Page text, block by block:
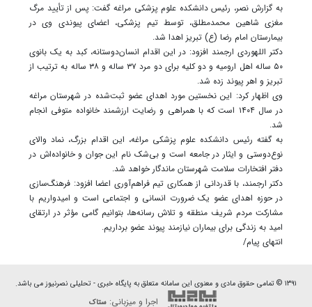
به گزارش نصر، رئیس دانشکده علوم پزشکی مراغه گفت: پس از تأیید مرگ
مغزی شاهین محمدمطلق، توسط تیم پزشکی، اعضای پیوندی وی در
بیمارستان امام رضا (ع) تبریز اهدا شد.
دکتر اللهوردی ارجمند افزود: در این اقدام انسان‌دوستانه، کبد به یک بانوی
۵۰ ساله اهل ارومیه و دو کلیه برای دو مرد ۳۷ ساله و ۳۸ ساله به ترتیب از
تبریز و اهر پیوند زده شد.
وی اظهار کرد: این نخستین مورد اهدای عضو ثبت‌شده در شهرستان مراغه
در سال ۱۴۰۴ است که با همراهی و رضایت ارزشمند خانواده متوفی انجام
شد.
به گفته رئیس دانشکده علوم پزشکی مراغه، این اقدام بزرگ، نماد والای
نوع‌دوستی و ایثار در جامعه است و بی‌شک نام این جوان و خانواده‌اش در
دفتر افتخارات سلامت شهرستان ماندگار خواهد شد.
دکتر ارجمند، با قدردانی از همکاری تیم فراهم‌آوری اعضا افزود: فرهنگ‌سازی
در حوزه اهدای عضو یک ضرورت انسانی و اجتماعی است و امیدواریم با
مشارکت مردم شریف منطقه و تلاش رسانه‌ها، بتوانیم گامی مؤثر در ارتقای
امید به زندگی برای بیماران نیازمند پیوند عضو برداریم.
انتهای پیام/
۱۳۹۱ © تمامی حقوق مادی و معنوی این سامانه متعلق به پایگاه خبری - تحلیلی نصرنیوز می باشد.
اجرا و میزبانی:ستاک